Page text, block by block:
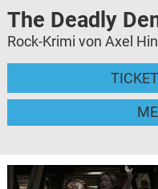
The Deadly
Rock-Krimi von Axel